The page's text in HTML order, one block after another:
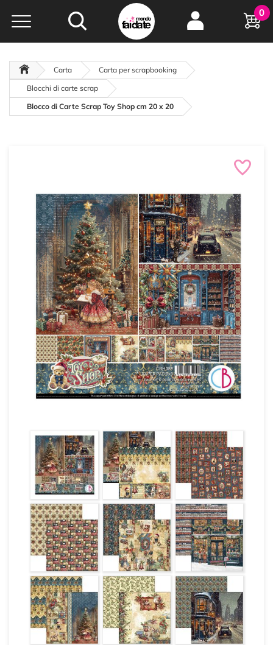
Hobby e
creatività...
oltre 15 anni online
0
Carta
Carta per scrapbooking
Blocchi di carte scrap
Blocco di Carte Scrap Toy Shop cm 20 x 20